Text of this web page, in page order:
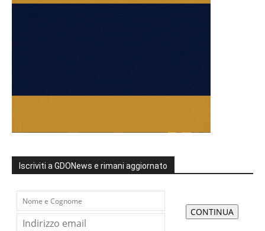
Iscriviti a GDONews e rimani aggiornato